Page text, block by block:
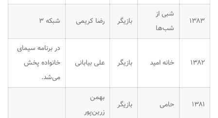
۱۳۸۳
شبی از
شب‌ها
بازیگر رضا کریمی شبکه ۳
۱۳۸۲ خانه امید بازیگر علی بیابانی
در برنامه سیمای
خانواده پخش
می‌شد.
۱۳۸۱ حامی بازیگر
بهمن
زرین‌پور